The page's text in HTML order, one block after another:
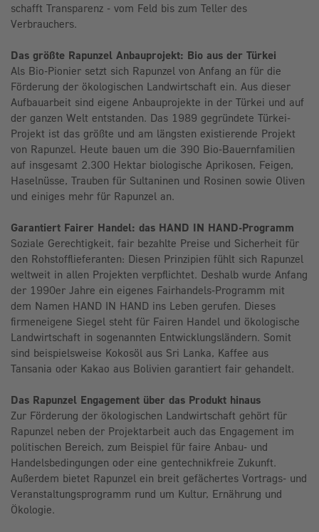
schafft Transparenz - vom Feld bis zum Teller des
Verbrauchers.
Das größte Rapunzel Anbauprojekt: Bio aus der Türkei
Als Bio-Pionier setzt sich Rapunzel von Anfang an für die
Förderung der ökologischen Landwirtschaft ein. Aus dieser
Aufbauarbeit sind eigene Anbauprojekte in der Türkei und auf
der ganzen Welt entstanden. Das 1989 gegründete Türkei-
Projekt ist das größte und am längsten existierende Projekt
von Rapunzel. Heute bauen um die 390 Bio-Bauernfamilien
auf insgesamt 2.300 Hektar biologische Aprikosen, Feigen,
Haselnüsse, Trauben für Sultaninen und Rosinen sowie Oliven
und einiges mehr für Rapunzel an.
Garantiert Fairer Handel: das HAND IN HAND-Programm
Soziale Gerechtigkeit, fair bezahlte Preise und Sicherheit für
den Rohstofflieferanten: Diesen Prinzipien fühlt sich Rapunzel
weltweit in allen Projekten verpflichtet. Deshalb wurde Anfang
der 1990er Jahre ein eigenes Fairhandels-Programm mit
dem Namen HAND IN HAND ins Leben gerufen. Dieses
firmeneigene Siegel steht für Fairen Handel und ökologische
Landwirtschaft in sogenannten Entwicklungsländern. Somit
sind beispielsweise Kokosöl aus Sri Lanka, Kaffee aus
Tansania oder Kakao aus Bolivien garantiert fair gehandelt.
Das Rapunzel Engagement über das Produkt hinaus
Zur Förderung der ökologischen Landwirtschaft gehört für
Rapunzel neben der Projektarbeit auch das Engagement im
politischen Bereich, zum Beispiel für faire Anbau- und
Handelsbedingungen oder eine gentechnikfreie Zukunft.
Außerdem bietet Rapunzel ein breit gefächertes Vortrags- und
Veranstaltungsprogramm rund um Kultur, Ernährung und
Ökologie.